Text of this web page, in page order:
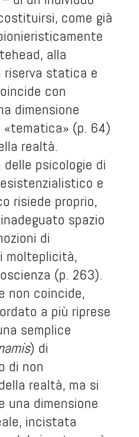
come già
alla
riserva statica e
con
dimensione
(p. 64)
realtà.
delle psicologie di
e
risiede proprio,
spazio
di
molteplicità,
(p. 263).
non coincide,
a più riprese
semplice
) di
di non
realtà, ma si
una dimensione
incistata